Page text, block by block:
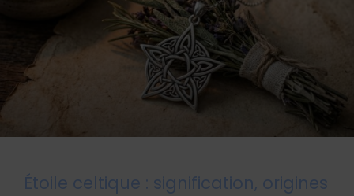
Étoile celtique : signification, origines